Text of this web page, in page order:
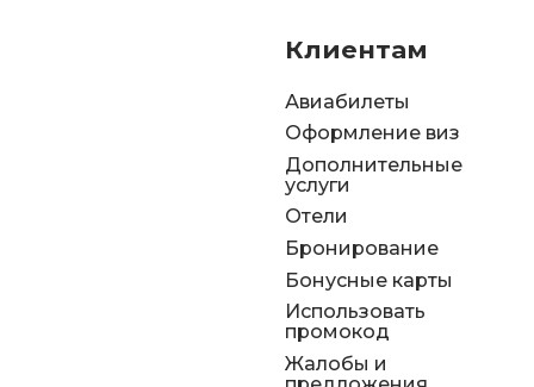
Клиентам
Авиабилеты
Оформление виз
Дополнительные
услуги
Отели
Бронирование
Бонусные карты
Использовать
промокод
Жалобы и